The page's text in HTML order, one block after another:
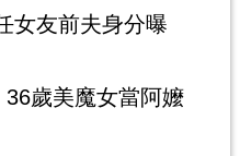
友前夫身分曝
歲美魔女當阿嬤